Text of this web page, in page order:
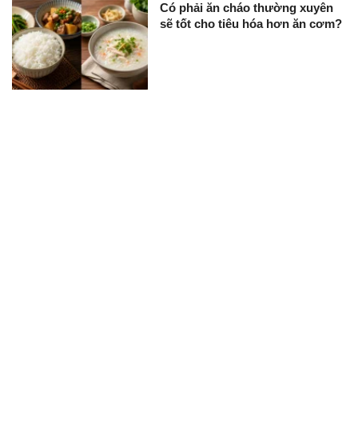
Có phải ăn cháo thường xuyên
sẽ tốt cho tiêu hóa hơn ăn cơm?